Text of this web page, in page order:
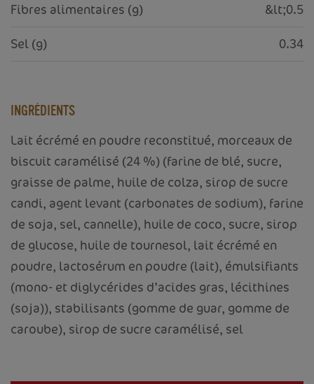
Fibres alimentaires (g) &lt;0.5
Sel (g) 0.34
INGRÉDIENTS
Lait écrémé en poudre reconstitué, morceaux de
biscuit caramélisé (24 %) (farine de blé, sucre,
graisse de palme, huile de colza, sirop de sucre
candi, agent levant (carbonates de sodium), farine
de soja, sel, cannelle), huile de coco, sucre, sirop
de glucose, huile de tournesol, lait écrémé en
poudre, lactosérum en poudre (lait), émulsifiants
(mono- et diglycérides d’acides gras, lécithines
(soja)), stabilisants (gomme de guar, gomme de
caroube), sirop de sucre caramélisé, sel